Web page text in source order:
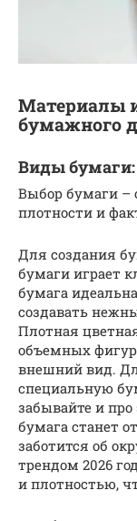
Материалы
бумажного
Виды
Выбор бумаги –
плотности и
Для создания
бумаги играет
бумага
создавать
Плотная
объемных
внешний вид.
специальную
забывайте и про
бумага станет
заботится об
трендом 2026
и плотностью,